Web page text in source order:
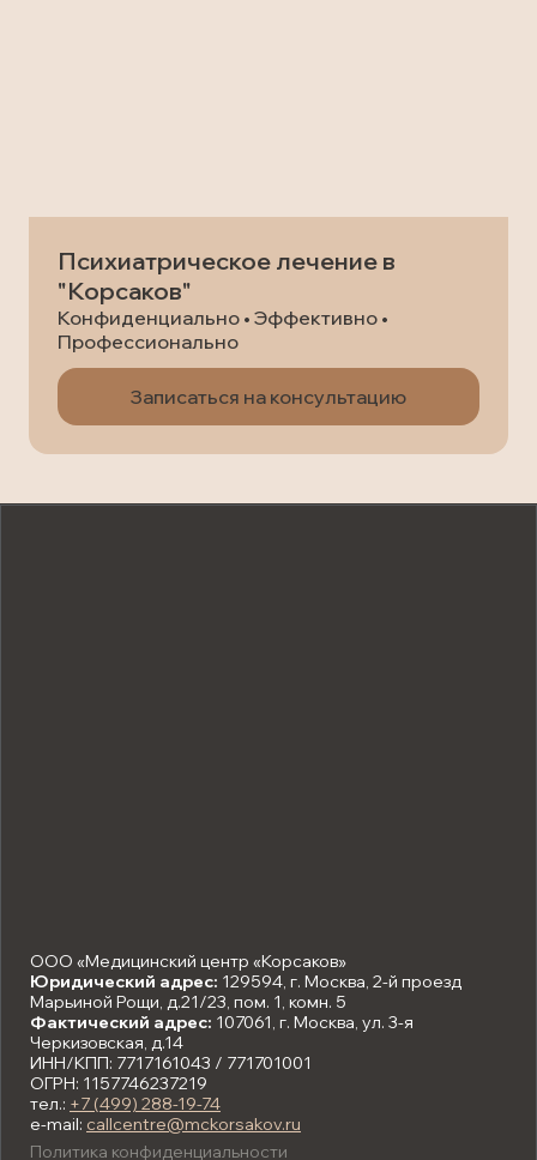
Психиатрическое лечение в
"Корсаков"
Конфиденциально • Эффективно •
Профессионально
Записаться на консультацию
ООО «Медицинский центр «Корсаков»
Юридический адрес: 129594, г. Москва, 2-й проезд
Марьиной Рощи, д.21/23, пом. 1, комн. 5
Фактический адрес: 107061, г. Москва, ул. 3-я
Черкизовская, д.14
ИНН/КПП: 7717161043 / 771701001
ОГРН: 1157746237219
тел.: +7 (499) 288-19-74
e-mail: callcentre@mckorsakov.ru
Политика конфиденциальности